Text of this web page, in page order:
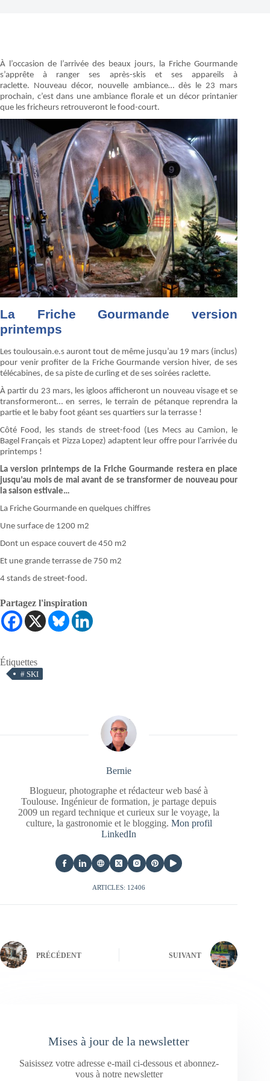
À l’occasion de l’arrivée des beaux jours, la Friche Gourmande
s’apprête à ranger ses après-skis et ses appareils à
raclette. Nouveau décor, nouvelle ambiance… dès le 23 mars
prochain, c’est dans une ambiance florale et un décor printanier
que les fricheurs retrouveront le food-court.
La Friche Gourmande version
printemps
Les toulousain.e.s auront tout de même jusqu’au 19 mars (inclus)
pour venir profiter de la Friche Gourmande version hiver, de ses
télécabines, de sa piste de curling et de ses soirées raclette.
À partir du 23 mars, les igloos afficheront un nouveau visage et se
transformeront… en serres, le terrain de pétanque reprendra la
partie et le baby foot géant ses quartiers sur la terrasse !
Côté Food, les stands de street-food (Les Mecs au Camion, le
Bagel Français et Pizza Lopez) adaptent leur offre pour l’arrivée du
printemps !
La version printemps de la Friche Gourmande restera en place
jusqu’au mois de mai avant de se transformer de nouveau pour
la saison estivale…
La Friche Gourmande en quelques chiffres
Une surface de 1200 m2
Dont un espace couvert de 450 m2
Et une grande terrasse de 750 m2
4 stands de street-food.
Partagez l'inspiration
Étiquettes
# SKI
Bernie
Blogueur, photographe et rédacteur web basé à
Toulouse. Ingénieur de formation, je partage depuis
2009 un regard technique et curieux sur le voyage, la
culture, la gastronomie et le blogging. Mon profil
LinkedIn
ARTICLES: 12406
PRÉCÉDENT SUIVANT
Mises à jour de la newsletter
Saisissez votre adresse e-mail ci-dessous et abonnez-
vous à notre newsletter